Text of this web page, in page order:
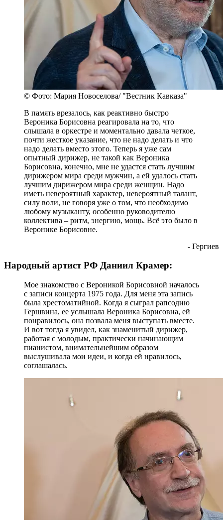
© Фото: Мария Новоселова/ "Вестник Кавказа"
В память врезалось, как реактивно быстро
Вероника Борисовна реагировала на то, что
слышала в оркестре и моментально давала четкое,
почти жесткое указание, что не надо делать и что
надо делать вместо этого. Теперь я уже сам
опытный дирижер, не такой как Вероника
Борисовна, конечно, мне не удастся стать лучшим
дирижером мира среди мужчин, а ей удалось стать
лучшим дирижером мира среди женщин. Надо
иметь невероятный характер, невероятный талант,
силу воли, не говоря уже о том, что необходимо
любому музыканту, особенно руководителю
коллектива – ритм, энергию, мощь. Всё это было в
Веронике Борисовне.
- Гергиев
Народный артист РФ Даниил Крамер:
Мое знакомство с Вероникой Борисовной началось
с записи концерта 1975 года. Для меня эта запись
была хрестоматийной. Когда я сыграл рапсодию
Гершвина, ее услышала Вероника Борисовна, ей
понравилось, она позвала меня выступать вместе.
И вот тогда я увидел, как знаменитый дирижер,
работая с молодым, практически начинающим
пианистом, внимательнейшим образом
выслушивала мои идеи, и когда ей нравилось,
соглашалась.